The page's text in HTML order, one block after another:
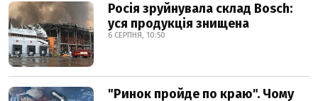
Росія зруйнувала склад Bosch:
уся продукція знищена
6 СЕРПНЯ, 10:50
"Ринок пройде по краю". Чому